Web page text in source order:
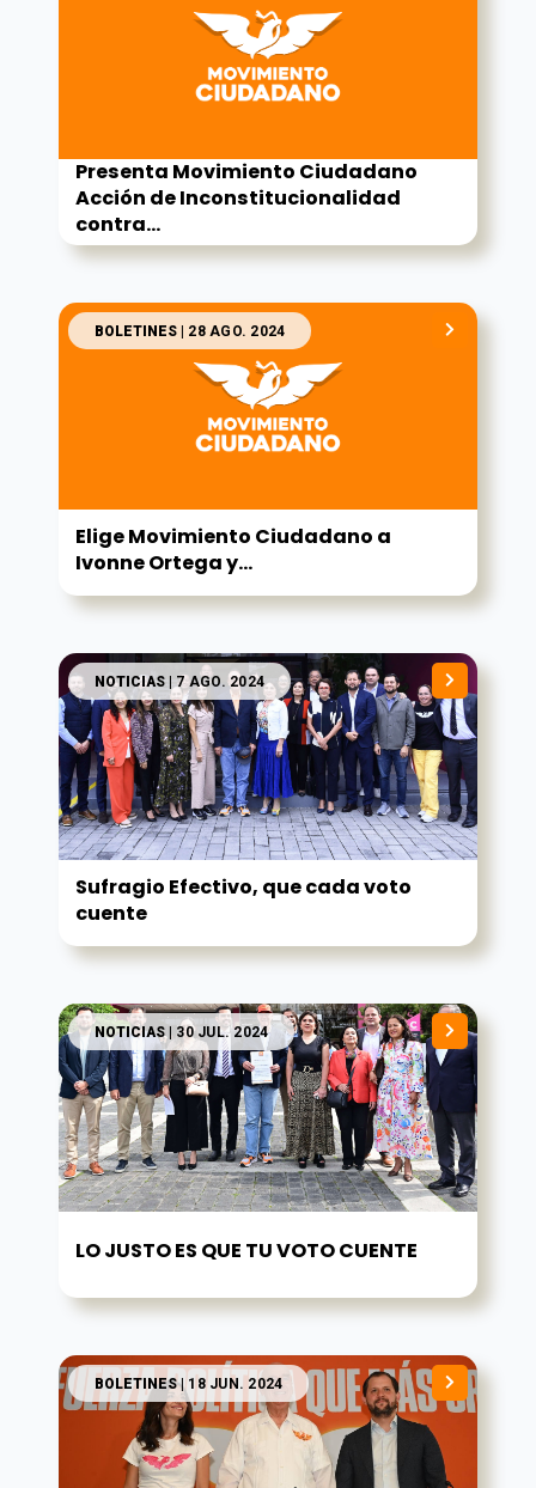
Presenta Movimiento Ciudadano
Acción de Inconstitucionalidad
contra...
BOLETINES| 28 AGO. 2024
Elige Movimiento Ciudadano a
Ivonne Ortega y...
NOTICIAS| 7 AGO. 2024
Sufragio Efectivo, que cada voto
cuente
NOTICIAS| 30 JUL. 2024
LO JUSTO ES QUE TU VOTO CUENTE
BOLETINES| 18 JUN. 2024